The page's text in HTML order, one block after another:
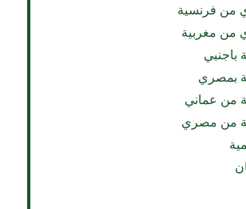
من فرنسية
من مغربية
باجنبي
بمصري
من عماني
من مصري